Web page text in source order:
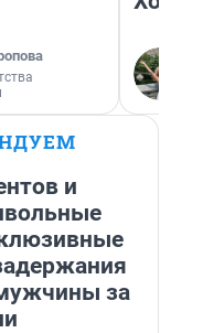
и
за